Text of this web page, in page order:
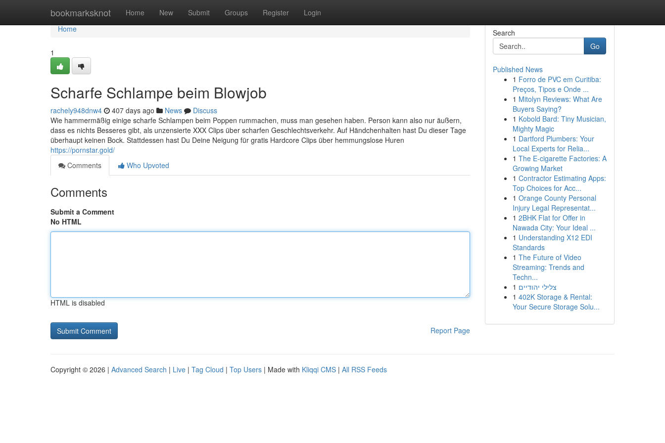
bookmarksknot Home New Submit Groups Register Login
Home
Home
1
Scharfe Schlampe beim Blowjob
rachely948dnw4 407 days ago News
Discuss
Wie hammermäßig einige scharfe Schlampen beim Poppen rummachen, muss man gesehen haben. Person kann also nur äußern,
dass es nichts Besseres gibt, als unzensierte XXX Clips über scharfen Geschlechtsverkehr. Auf Händchenhalten hast Du dieser Tage
überhaupt keinen Bock. Stattdessen hast Du Deine Neigung für gratis Hardcore Clips über hemmungslose Huren
https://pornstar.gold/
Comments
Who Upvoted
Comments
Submit a Comment
No HTML
HTML is disabled
Report Page
Search
Go
Published News
1 Forro de PVC em Curitiba:
Preços, Tipos e Onde ...
1 Mitolyn Reviews: What Are
Buyers Saying?
1 Kobold Bard: Tiny Musician,
Mighty Magic
1 Dartford Plumbers: Your
Local Experts for Relia...
1 The E-cigarette Factories: A
Growing Market
1 Contractor Estimating Apps:
Top Choices for Acc...
1 Orange County Personal
Injury Legal Representat...
1 2BHK Flat for Offer in
Nawada City: Your Ideal ...
1 Understanding X12 EDI
Standards
1 The Future of Video
Streaming: Trends and
Techn...
1 צלילי יהודיים
1 402K Storage & Rental:
Your Secure Storage Solu...
Copyright © 2026 | Advanced Search | Live | Tag Cloud | Top Users | Made with Kliqqi CMS | All RSS Feeds